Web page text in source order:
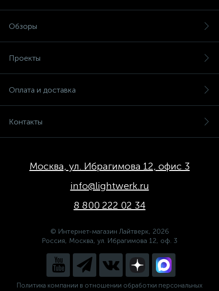
Обзоры
Проекты
Оплата и доставка
Контакты
Москва, ул. Ибрагимова 12, офис 3
info@lightwerk.ru
8 800 222 02 34
© Интернет-магазин Лайтверк, 2026
Россия, Москва, ул. Ибрагимова 12, оф. 3
Политика компании в отношении обработки персональных